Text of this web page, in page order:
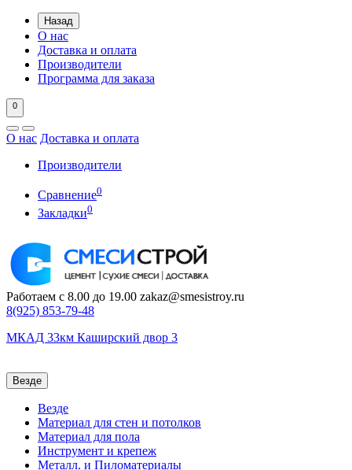
Назад
О нас
Доставка и оплата
Производители
Программа для заказа
0
О нас Доставка и оплата
Производители
Сравнение0
Закладки0
Работаем с 8.00 до 19.00 zakaz@smesistroy.ru
8(925) 853-79-48
МКАД 33км Каширский двор 3
Везде
Везде
Материал для стен и потолков
Материал для пола
Инструмент и крепеж
Металл. и Пиломатериалы